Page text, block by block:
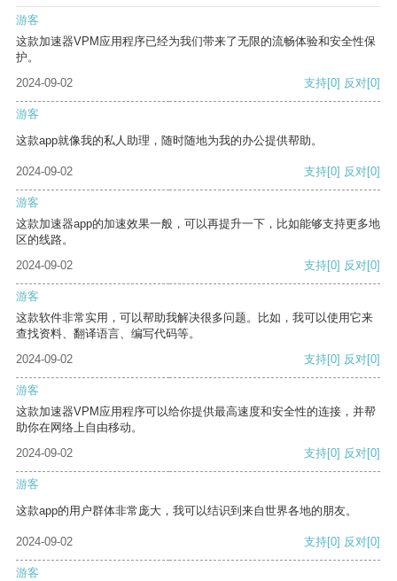
游客
这款加速器VPM应用程序已经为我们带来了无限的流畅体验和安全性保
护。
2024-09-02
支持[0] 反对[0]
游客
这款app就像我的私人助理，随时随地为我的办公提供帮助。
2024-09-02 支持[0] 反对[0]
游客
这款加速器app的加速效果一般，可以再提升一下，比如能够支持更多地
区的线路。
2024-09-02
支持[0] 反对[0]
游客
这款软件非常实用，可以帮助我解决很多问题。比如，我可以使用它来
查找资料、翻译语言、编写代码等。
2024-09-02
支持[0] 反对[0]
游客
这款加速器VPM应用程序可以给你提供最高速度和安全性的连接，并帮
助你在网络上自由移动。
2024-09-02
支持[0] 反对[0]
游客
这款app的用户群体非常庞大，我可以结识到来自世界各地的朋友。
2024-09-02 支持[0] 反对[0]
游客